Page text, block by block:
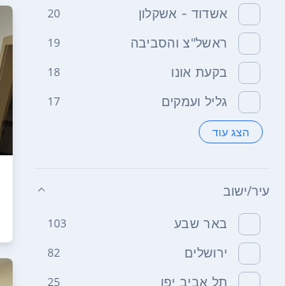
אשדוד - אשקלון 20
ראשל"צ והסביבה 19
בקעת אונו 18
גליל ועמקים 17
הצג עוד
עיר/ישוב
באר שבע 103
ירושלים 82
תל אביב יפו 25